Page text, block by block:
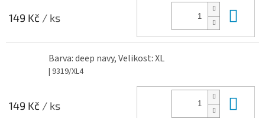
149 Kč / ks
Barva: deep navy, Velikost: XL
| 9319/XL4
149 Kč / ks